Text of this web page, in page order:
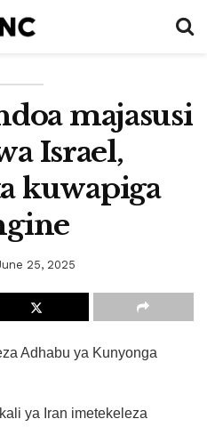
majasusi
Israel,
kuwapiga
25, 2025
Adhabu ya Kunyonga
ya Iran imetekeleza